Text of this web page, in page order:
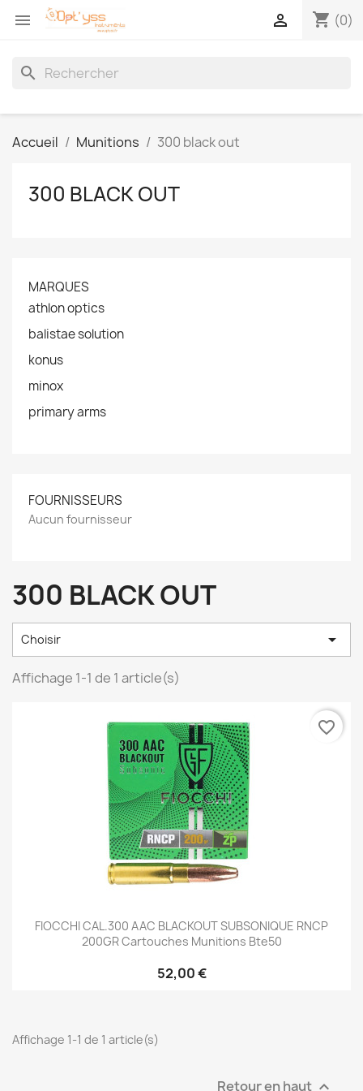
 shopping_cart (0)

search
Accueil Munitions 300 black out
300 BLACK OUT
MARQUES
athlon optics
balistae solution
konus
minox
primary arms
FOURNISSEURS
Aucun fournisseur
300 BLACK OUT
Choisir 
Affichage 1-1 de 1 article(s)
FIOCCHI CAL.300 AAC BLACKOUT SUBSONIQUE RNCP
200GR Cartouches Munitions Bte50
52,00 €
favorite_border
Affichage 1-1 de 1 article(s)
Retour en haut 